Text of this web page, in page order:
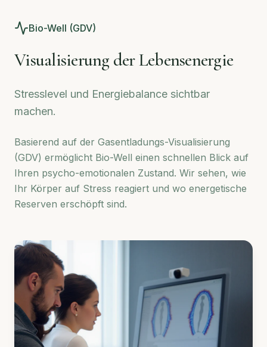
Bio-Well (GDV)
Visualisierung der Lebensenergie
Stresslevel und Energiebalance sichtbar
machen.
Basierend auf der Gasentladungs-Visualisierung
(GDV) ermöglicht Bio-Well einen schnellen Blick auf
Ihren psycho-emotionalen Zustand. Wir sehen, wie
Ihr Körper auf Stress reagiert und wo energetische
Reserven erschöpft sind.